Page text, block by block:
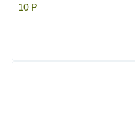
10 Р